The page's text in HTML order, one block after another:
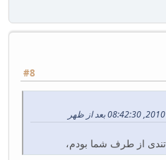
#8
از طرف شما بودم،